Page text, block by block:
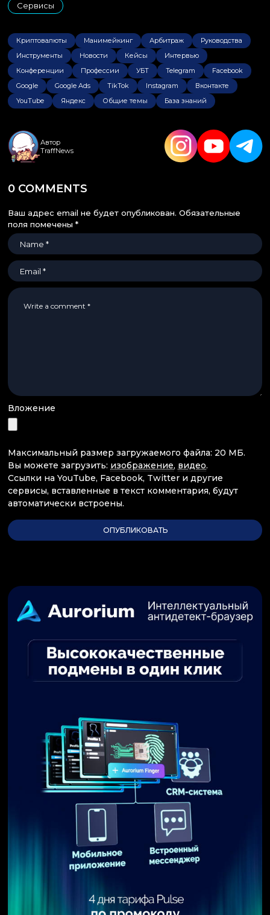
Сервисы
Криптовалюты Манимейкинг Арбитраж
Руководства
Инструменты
Новости Кейсы
Интервью
Конференции
Профессии УБТ Telegram
Facebook
Google
Google Ads TikTok Instagram
Вконтакте
YouTube
Яндекс Общие темы База знаний
Автор
TraffNews
0 COMMENTS
Ваш адрес email не будет опубликован. Обязательные
поля помечены *
Вложение
Максимальный размер загружаемого файла: 20 МБ.
Вы можете загрузить: изображение, видео.
Ссылки на YouTube, Facebook, Twitter и другие
сервисы, вставленные в текст комментария, будут
автоматически встроены.